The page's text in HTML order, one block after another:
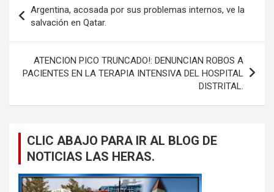
de
entradas
Argentina, acosada por sus problemas internos, ve la
salvación en Qatar.
ATENCION PICO TRUNCADO!: DENUNCIAN ROBOS A
PACIENTES EN LA TERAPIA INTENSIVA DEL HOSPITAL
DISTRITAL.
CLIC ABAJO PARA IR AL BLOG DE
NOTICIAS LAS HERAS.